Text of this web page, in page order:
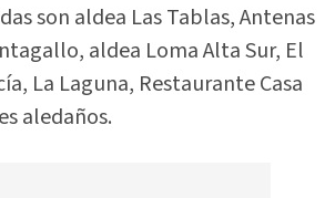
son aldea Las Tablas, Antenas
aldea Loma Alta Sur, El
La Laguna, Restaurante Casa
aledaños.